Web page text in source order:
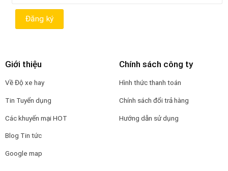
Giới thiệu
Về Độ xe hay
Tin Tuyển dụng
Các khuyến mại HOT
Blog Tin tức
Google map
Chính sách công ty
Hình thức thanh toán
Chính sách đổi trả hàng
Hướng dẫn sử dụng